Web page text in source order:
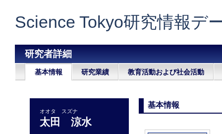
Science Tokyo研究情報デ
研究者詳細
基本情報 研究業績 教育活動および社会活動
オオタ スズナ
太田 涼水
基本情報